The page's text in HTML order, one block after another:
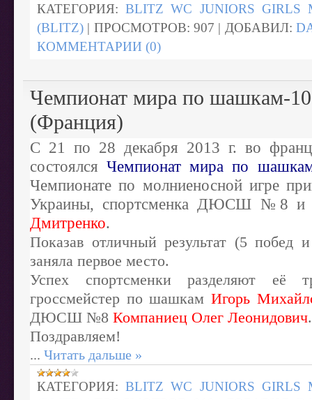
КАТЕГОРИЯ: BLITZ WC JUNIORS GIRLS
(BLITZ) | ПРОСМОТРОВ: 907 | ДОБАВИЛ:
КОММЕНТАРИИ (0)
Чемпионат мира по шашкам-
(Франция)
С 21 по 28 декабря 2013 г. во
состоялсяЧемпионат мира по
Чемпионате по молниеносной игре
Украины, спортсменка ДЮСШ №8
Дмитренко.
Показав отличный результат (5 побед
заняла первое место.
Успех спортсменки разделяют её
гроссмейстер по шашкамИгорь
ДЮСШ №8 Компаниец Олег Леонидович.
Поздравляем!
... Читать дальше »
КАТЕГОРИЯ: BLITZ WC JUNIORS GIRLS